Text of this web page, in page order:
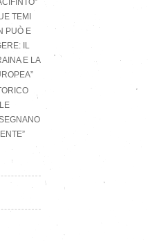
TEMI
PUÒ E
IL
E LA